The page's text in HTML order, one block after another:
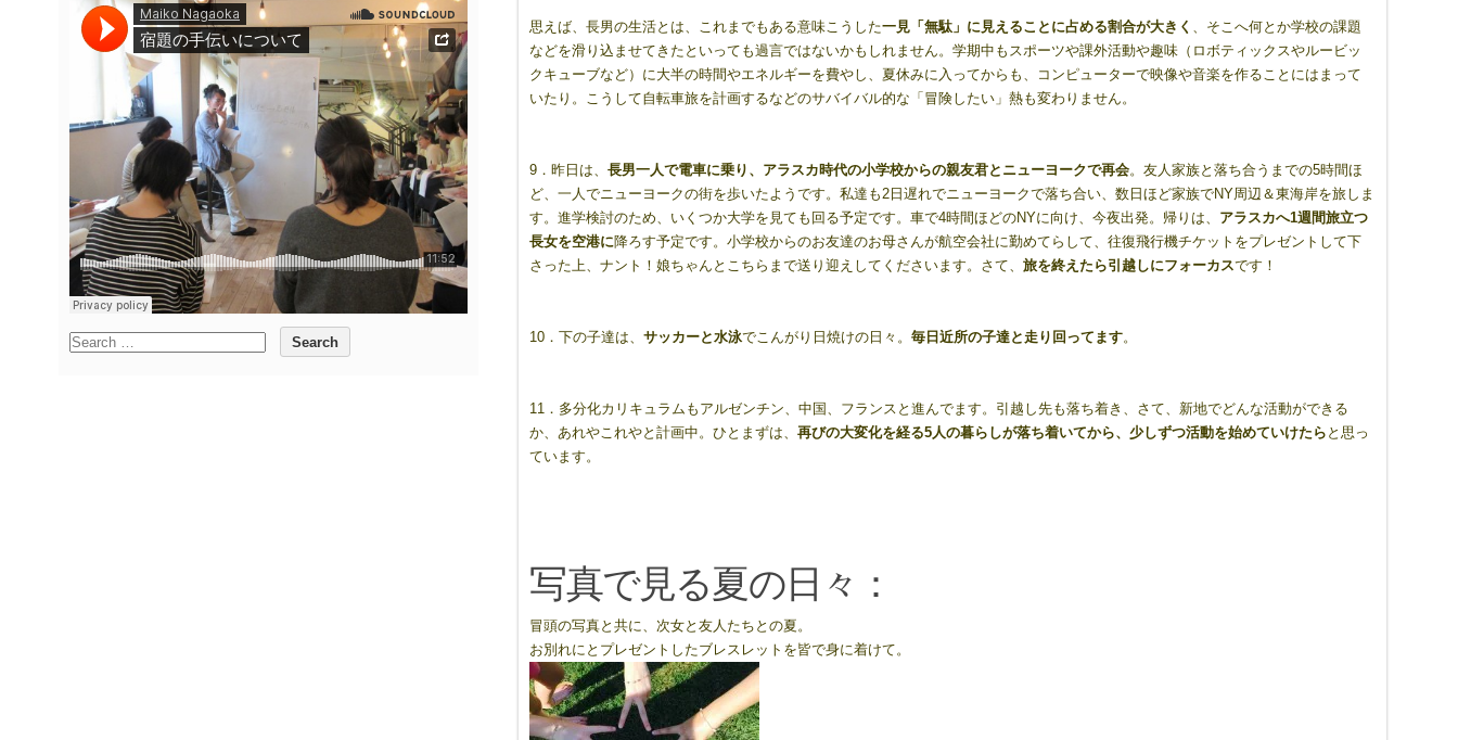
思えば、長男の生活とは、これまでもある意味こうした一見「無駄」に見えることに占める割合が大きく 、そこへ何とか学校の課題
などを滑り込ませてきたといっても過言ではないかもしれません。学期中もスポーツや課外活動や趣味（ロボティックスやルービッ
クキューブなど）に大半の時間やエネルギーを費やし、夏休みに入ってからも、コンピューターで映像や音楽を作ることにはまって
いたり。こうして自転車旅を計画するなどのサバイバル的な「冒険したい」熱も変わりません。
9．昨日は、長男一人で電車に乗り、アラスカ時代の小学校からの親友君とニューヨークで再会。友人家族と落ち合うまでの5時間ほ
ど、一人でニューヨークの街を歩いたようです。私達も2日遅れでニューヨークで落ち合い、数日ほど家族でNY周辺＆東海岸を旅しま
す。進学検討のため、いくつか大学を見ても回る予定です。車で4時間ほどのNYに向け、今夜出発。帰りは、 アラスカへ1週間旅立つ
長女を空港に降ろす予定です。小学校からのお友達のお母さんが航空会社に勤めてらして、往復飛行機チケットをプレゼントして下
さった上、ナント！娘ちゃんとこちらまで送り迎えしてくださいます。さて、旅を終えたら引越しにフォーカスです！
10．下の子達は、サッカーと水泳でこんがり日焼けの日々。毎日近所の子達と走り回ってます。
11．多分化カリキュラムもアルゼンチン、中国、フランスと進んでます。引越し先も落ち着き、さて、新地でどんな活動ができる
か、あれやこれやと計画中。ひとまずは、再びの大変化を経る5人の暮らしが落ち着いてから、少しずつ活動を始めていけたら と思っ
ています。
写真で見る夏の日々：
冒頭の写真と共に、次女と友人たちとの夏。
お別れにとプレゼントしたブレスレットを皆で身に着けて。